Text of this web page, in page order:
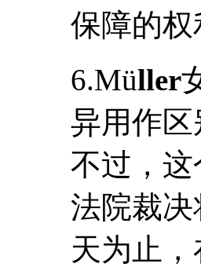
保障的
6.Müller
异用作
不过，
法院裁
天为止